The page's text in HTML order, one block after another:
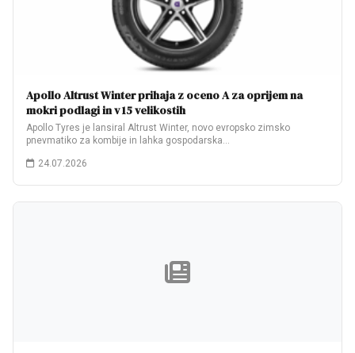
Apollo Altrust Winter prihaja z oceno A za oprijem na
mokri podlagi in v 15 velikostih
Apollo Tyres je lansiral Altrust Winter, novo evropsko zimsko
pnevmatiko za kombije in lahka gospodarska…
24.07.2026